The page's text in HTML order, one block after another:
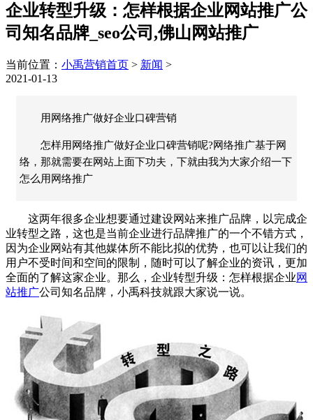
企业转型升级：怎样根据企业网站推广公
司知名品牌_seo公司,佛山网站推广
当前位置： 小禹营销首页 > 新闻 >
2021-01-13
用网络推广做好企业口碑营销
怎样用网络推广做好企业口碑营销呢?网络推广基于网
络，那就需要在网站上面下功夫，下就由我为大家介绍一下
怎么用网络推广
这两年很多企业想要通过建设网站来推广品牌，以完成企
业转型之路，这也是当前企业进行品牌推广的一个不错方式，
因为企业网站有其他媒体所不能比拟的优势，也可以让我们的
用户不受时间和空间的限制，随时可以了解企业的资讯，更加
全面的了解这家企业。那么，企业转型升级：怎样根据企业网
站推广公司知名品牌，小禹科技就跟大家说一说。